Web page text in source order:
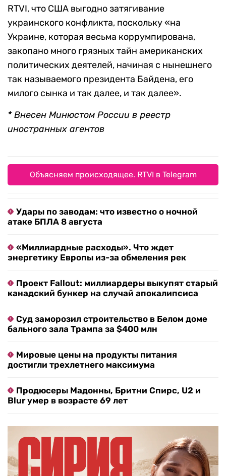
RTVI, что США выгодно затягивание
украинского конфликта, поскольку «на
Украине, которая весьма коррумпирована,
закопано много грязных тайн американских
политических деятелей, начиная с нынешнего
так называемого президента Байдена, его
милого сынка и так далее, и так далее».
* Внесен Минюстом России в реестр
иностранных агентов
Объясняем происходящее. RTVI в Telegram
Удары по заводам: что известно о ночной
атаке БПЛА 8 августа
«Миллиардные расходы». Что ждет
энергетику Европы из-за обмеления рек
Проект Fallout: миллиардеры выкупят старый
канадский бункер на случай апокалипсиса
Суд заморозил строительство в Белом доме
бального зала Трампа за $400 млн
Мировые цены на продукты питания
достигли трехлетнего максимума
Продюсеры Мадонны, Бритни Спирс, U2 и
Blur умер в возрасте 69 лет